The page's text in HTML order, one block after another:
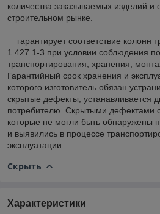
количества заказываемых изделий и
строительном рынке.
гарантирует соответствие колонн
1.427.1-3 при условии соблюдения
транспортирования, хранения,
Гарантийный срок хранения и
которого изготовитель обязан
скрытые дефекты, устанавливается
потребителю. Скрытыми дефектами
которые не могли быть обнаружены
и выявились в процессе
эксплуатации.
Скрыть
Характеристики